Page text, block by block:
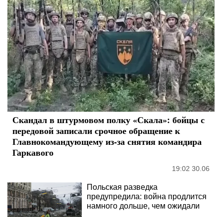
Скандал в штурмовом полку «Скала»: бойцы с
передовой записали срочное обращение к
Главнокомандующему из-за снятия командира
Гаркавого
19:02 30.06
Польская разведка
предупредила: война продлится
намного дольше, чем ожидали